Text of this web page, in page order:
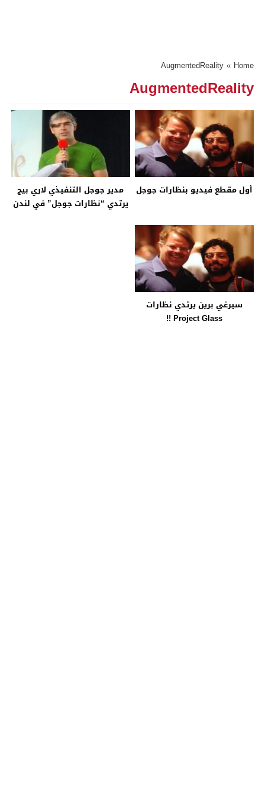
Home
»
AugmentedReality
AugmentedReality
أول مقطع فيديو بنظارات جوجل
مدير جوجل التنفيذي لاري بيج
يرتدي “نظارات جوجل” في لندن
سيرغي برين يرتدي نظارات
Project Glass !!